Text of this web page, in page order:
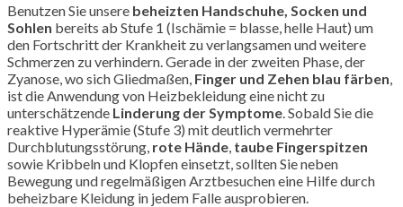
Benutzen Sie unsere beheizten Handschuhe, Socken und
Sohlen bereits ab Stufe 1 (Ischämie = blasse, helle Haut) um
den Fortschritt der Krankheit zu verlangsamen und weitere
Schmerzen zu verhindern. Gerade in der zweiten Phase, der
Zyanose, wo sich Gliedmaßen, Finger und Zehen blau färben
ist die Anwendung von Heizbekleidung eine nicht zu
unterschätzende Linderung der Symptome . Sobald Sie die
reaktive Hyperämie (Stufe 3) mit deutlich vermehrter
Durchblutungsstörung, rote Hände taube Fingerspitzen
sowie Kribbeln und Klopfen einsetzt, sollten Sie neben
Bewegung und regelmäßigen Arztbesuchen eine Hilfe durch
beheizbare Kleidung in jedem Falle ausprobieren.